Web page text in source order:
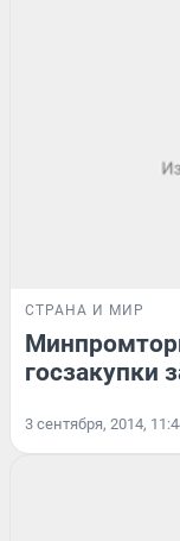
СТРАНА И МИР
госзакупки
3 сентября, 2014,